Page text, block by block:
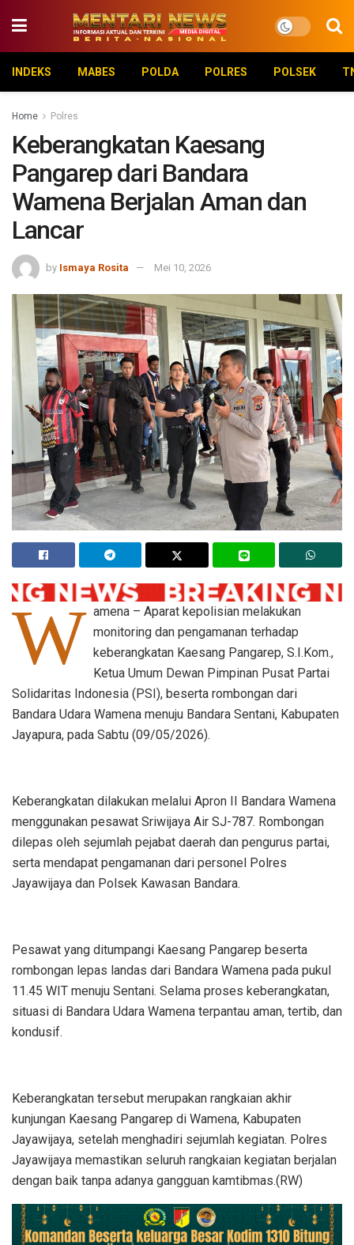
INDEKS MABES POLDA POLRES POLSEK
Home Polres
Keberangkatan Kaesang
Pangarep dari Bandara
Wamena Berjalan Aman dan
Lancar
by Ismaya Rosita Mei 10, 2026
W amena – Aparat kepolisian melakukan
monitoring dan pengamanan terhadap
keberangkatan Kaesang Pangarep, S.I.Kom.,
Ketua Umum Dewan Pimpinan Pusat Partai
Solidaritas Indonesia (PSI), beserta rombongan dari
Bandara Udara Wamena menuju Bandara Sentani, Kabupaten
Jayapura, pada Sabtu (09/05/2026).
Keberangkatan dilakukan melalui Apron II Bandara Wamena
menggunakan pesawat Sriwijaya Air SJ-787. Rombongan
dilepas oleh sejumlah pejabat daerah dan pengurus partai,
serta mendapat pengamanan dari personel Polres
Jayawijaya dan Polsek Kawasan Bandara.
Pesawat yang ditumpangi Kaesang Pangarep beserta
rombongan lepas landas dari Bandara Wamena pada pukul
11.45 WIT menuju Sentani. Selama proses keberangkatan,
situasi di Bandara Udara Wamena terpantau aman, tertib, dan
kondusif.
Keberangkatan tersebut merupakan rangkaian akhir
kunjungan Kaesang Pangarep di Wamena, Kabupaten
Jayawijaya, setelah menghadiri sejumlah kegiatan. Polres
Jayawijaya memastikan seluruh rangkaian kegiatan berjalan
dengan baik tanpa adanya gangguan kamtibmas.(RW)